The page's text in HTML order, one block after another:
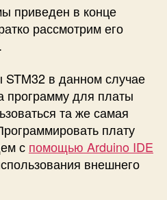
приведен в конце
рассмотрим его
в данном случае
программу для платы
та же самая
плату
с помощью Arduino IDE
внешнего